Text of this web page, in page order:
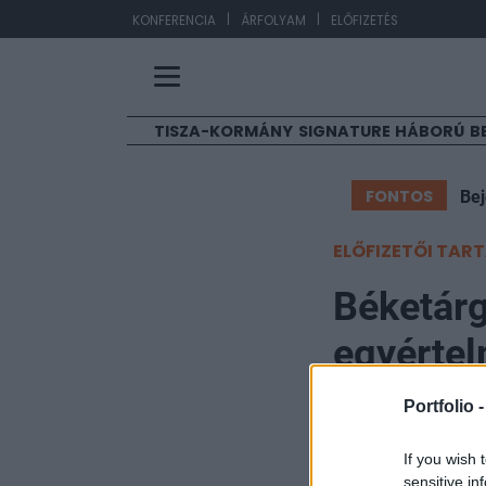
Portfolio -
If you wish
sensitive
KONFERENCIA | ÁRFOLYAM | ELŐFIZETÉS
TISZA-KORMÁNY SIGNATURE HÁBORÚ
FONTOS
ELŐFIZETŐI
Szabó Dániel, Brüsszel